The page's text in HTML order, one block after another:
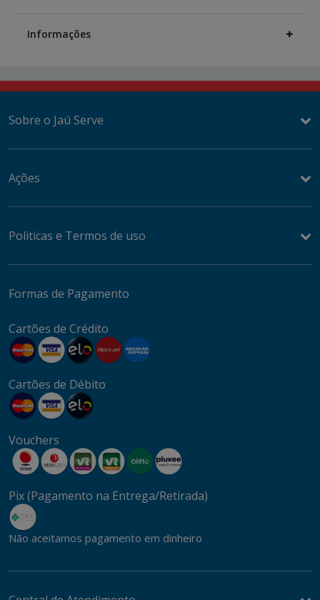
Information
Informações
Sobre o Jaú Serve
Ações
Politicas e Termos de uso
Formas de Pagamento
Cartões de Crédito
Cartões de Débito
Vouchers
Pix (Pagamento na Entrega/Retirada)
Não aceitamos pagamento em dinheiro